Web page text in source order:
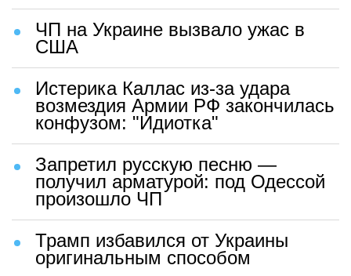
ЧП на Украине вызвало ужас в
США
Истерика Каллас из-за удара
возмездия Армии РФ закончилась
конфузом: "Идиотка"
Запретил русскую песню —
получил арматурой: под Одессой
произошло ЧП
Трамп избавился от Украины
оригинальным способом